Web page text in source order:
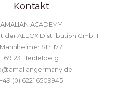
Kontakt
AMALIAN ACADEMY
der ALEOX Distribution GmbH
Mannheimer Str. 177
69123 Heidelberg
+49 (0) 6221 6509945